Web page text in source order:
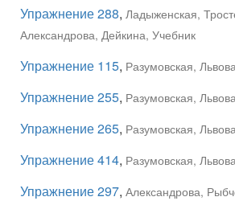
Упражнение 288, Ладыженская,
Александрова, Дейкина, Учебник
Упражнение 115, Разумовская,
Упражнение 255, Разумовская,
Упражнение 265, Разумовская,
Упражнение 414, Разумовская,
Упражнение 297, Александрова,